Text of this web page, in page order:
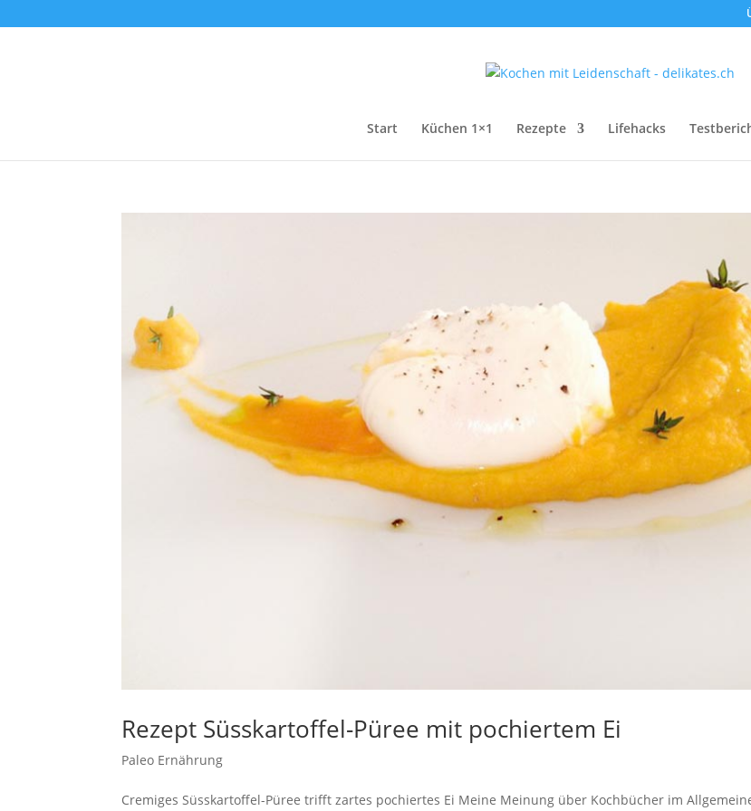
Start Küchen 1×1 Rezepte Lifehacks
Rezept Süsskartoffel-Püree mit pochiertem Ei
Paleo Ernährung
Cremiges Süsskartoffel-Püree trifft zartes pochiertes Ei Meine Meinung über Kochbücher im